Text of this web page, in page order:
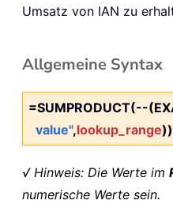
Umsatz von IAN zu
Allgemeine Syntax
=SUMPRODUCT(--
value",lookup_range
√ Hinweis: Die Werte im
numerische Werte sein.